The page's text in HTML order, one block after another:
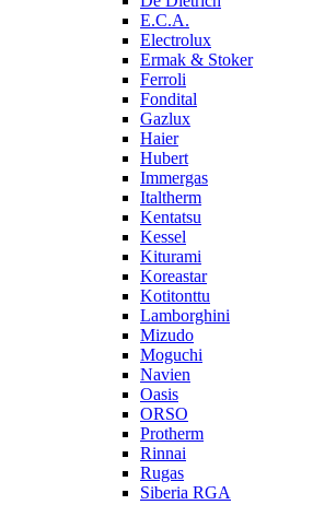
E.C.A.
Electrolux
Ermak & Stoker
Ferroli
Fondital
Gazlux
Haier
Hubert
Immergas
Italtherm
Kentatsu
Kessel
Kiturami
Koreastar
Kotitonttu
Lamborghini
Mizudo
Moguchi
Navien
Oasis
ORSO
Protherm
Rinnai
Rugas
Siberia RGA